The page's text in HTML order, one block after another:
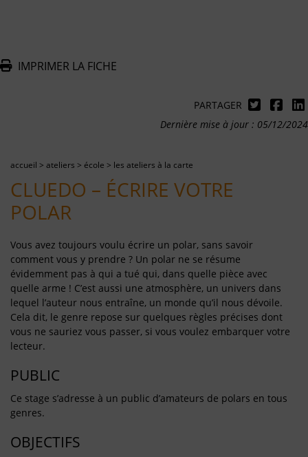
IMPRIMER LA FICHE
PARTAGER
Dernière mise à jour : 05/12/2024
accueil > ateliers > école > les ateliers à la carte
CLUEDO – ÉCRIRE VOTRE
POLAR
Vous avez toujours voulu écrire un polar, sans savoir
comment vous y prendre ? Un polar ne se résume
évidemment pas à qui a tué qui, dans quelle pièce avec
quelle arme ! C’est aussi une atmosphère, un univers dans
lequel l’auteur nous entraîne, un monde qu’il nous dévoile.
Cela dit, le genre repose sur quelques règles précises dont
vous ne sauriez vous passer, si vous voulez embarquer votre
lecteur.
PUBLIC
Ce stage s’adresse à un public d’amateurs de polars en tous
genres.
OBJECTIFS